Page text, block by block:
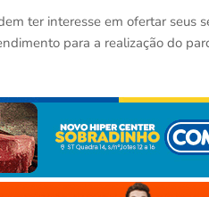
ter interesse em ofertar seus
para a realização do